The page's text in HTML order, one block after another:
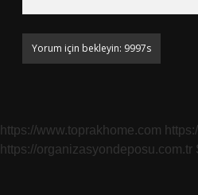
https://www.toprakhome.com
https://organizasyondeposu.com.tr